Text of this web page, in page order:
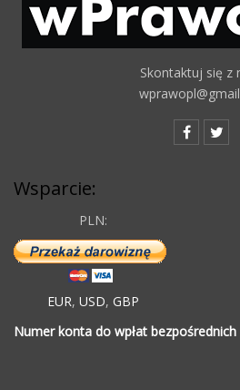
Skontaktuj się z
Wsparcie:
PLN:
EUR, USD, GBP
Numer konta do wpłat bezpośrednich